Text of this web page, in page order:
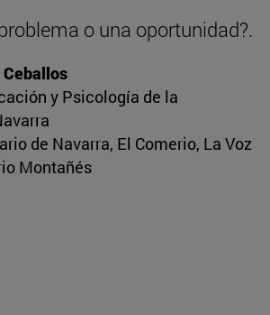
o una oportunidad?.
y Psicología de la
de Navarra, El Comerio, La Voz
Montañés